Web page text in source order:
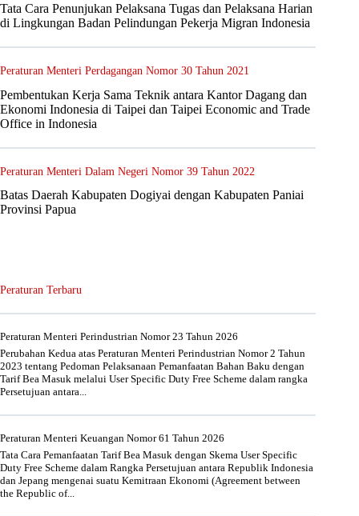
Tata Cara Penunjukan Pelaksana Tugas dan Pelaksana Harian
di Lingkungan Badan Pelindungan Pekerja Migran Indonesia
Peraturan Menteri Perdagangan Nomor 30 Tahun 2021
Pembentukan Kerja Sama Teknik antara Kantor Dagang dan
Ekonomi Indonesia di Taipei dan Taipei Economic and Trade
Office in Indonesia
Peraturan Menteri Dalam Negeri Nomor 39 Tahun 2022
Batas Daerah Kabupaten Dogiyai dengan Kabupaten Paniai
Provinsi Papua
Peraturan Terbaru
Peraturan Menteri Perindustrian Nomor 23 Tahun 2026
Perubahan Kedua atas Peraturan Menteri Perindustrian Nomor 2 Tahun
2023 tentang Pedoman Pelaksanaan Pemanfaatan Bahan Baku dengan
Tarif Bea Masuk melalui User Specific Duty Free Scheme dalam rangka
Persetujuan antara...
Peraturan Menteri Keuangan Nomor 61 Tahun 2026
Tata Cara Pemanfaatan Tarif Bea Masuk dengan Skema User Specific
Duty Free Scheme dalam Rangka Persetujuan antara Republik Indonesia
dan Jepang mengenai suatu Kemitraan Ekonomi (Agreement between
the Republic of...